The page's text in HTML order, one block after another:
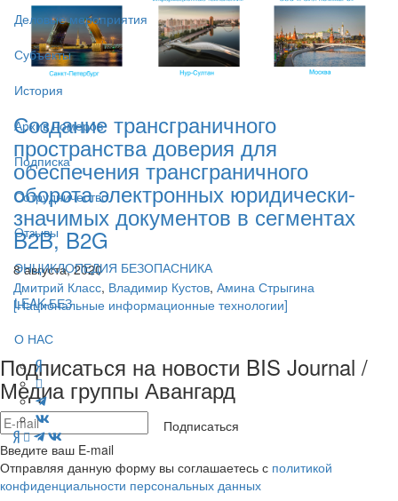
Деловые мероприятия
Субъекты
История
Архив номеров
Подписка
Сотрудничество
Отзывы
ЭНЦИКЛОПЕДИЯ БЕЗОПАСНИКА
LEAK-БЕЗ
О НАС
Создание трансграничного
пространства доверия для
обеспечения трансграничного
оборота электронных юридически-
значимых документов в сегментах
B2B, B2G
8 августа, 2020
Дмитрий Класс, Владимир Кустов, Амина Стрыгина
[Национальные информационные технологии]
Подписаться на новости BIS Journal /
Медиа группы Авангард
Подписаться
Введите ваш E-mail
Отправляя данную форму вы соглашаетесь с политикой
конфиденциальности персональных данных